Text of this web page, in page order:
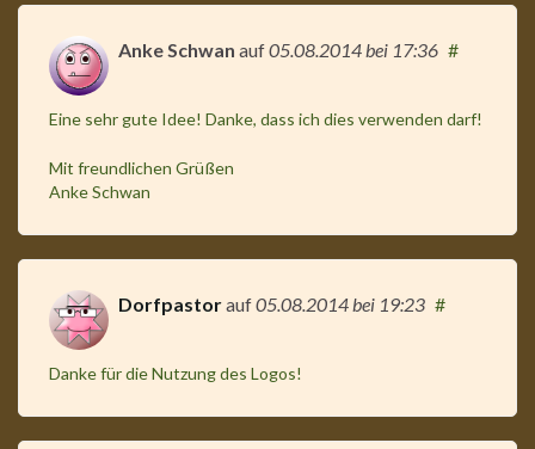
Anke Schwan auf05.08.2014bei 17:36 #
Eine sehr gute Idee! Danke, dass ich dies verwenden darf!
Mit freundlichen Grüßen
Anke Schwan
Dorfpastorauf05.08.2014bei 19:23 #
Danke für die Nutzung des Logos!